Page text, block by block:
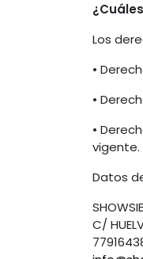
Los
•
•
•
vigente.
Datos
C/